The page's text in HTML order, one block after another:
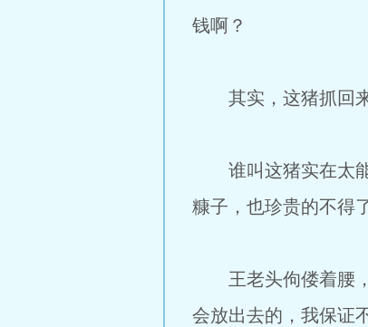
钱啊？
其实，这猪抓回来
谁叫这猪实在太能
糠子，也珍贵的不得
王老头佝偻着腰，
会放出去的，我保证